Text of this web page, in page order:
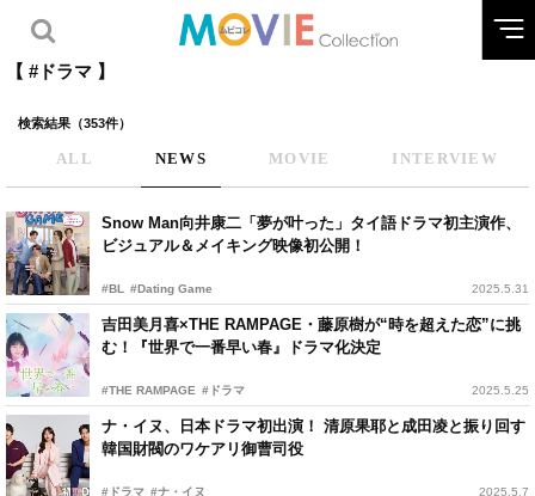
【 #ドラマ 】
検索結果（353件）
ALL NEWS MOVIE INTERVIEW
Snow Man向井康二「夢が叶った」タイ語ドラマ初主演作、
ビジュアル＆メイキング映像初公開！
#BL #Dating Game 2025.5.31
吉田美月喜×THE RAMPAGE・藤原樹が“時を超えた恋”に挑
む！『世界で一番早い春』ドラマ化決定
#THE RAMPAGE #ドラマ 2025.5.25
ナ・イヌ、日本ドラマ初出演！ 清原果耶と成田凌と振り回す
韓国財閥のワケアリ御曹司役
#ドラマ #ナ・イヌ 2025.5.7